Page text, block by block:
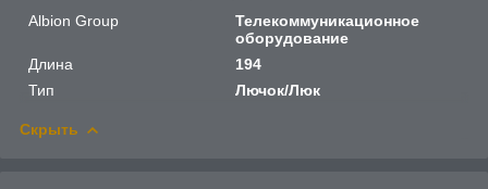
Albion Group
Телекоммуникационное
оборудование
Длина
194
Тип
Лючок/Люк
Скрыть